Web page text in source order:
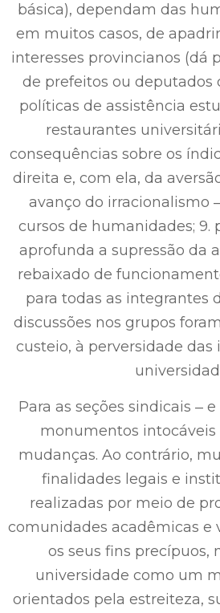
básica), dependam das
em muitos casos, de
interesses provincianos (dá
de prefeitos ou deputados
políticas de assistência
restaurantes
consequências sobre os
direita e, com ela, da
avanço do irracionalismo
cursos de humanidades; 9.
aprofunda a supressão da
rebaixado de
para todas as integrantes
discussões nos grupos
custeio, à perversidade
Para as seções sindicais ‒
monumentos intocáveis
mudanças. Ao contrário,
finalidades legais e
realizadas por meio de
comunidades acadêmicas e
os seus fins precípuos,
universidade como um
orientados pela estreiteza,